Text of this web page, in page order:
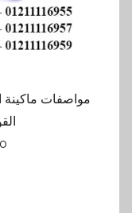
مواصفات ماكينة الموديل 604
220